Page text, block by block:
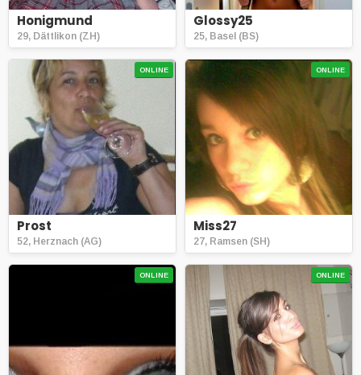
Honigmund
29, Dättlikon (ZH)
Glossy25
25, Basel (BS)
ONLINE
Prost
52, Herznach (AG)
ONLINE
Miss27
27, Ramsen (SH)
ONLINE ONLINE